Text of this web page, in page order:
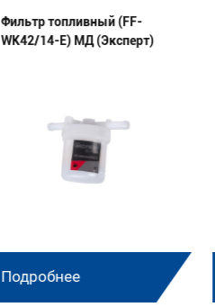
Фильтр топливный (FF-
WK42/14-E) МД (Эксперт)
Подробнее